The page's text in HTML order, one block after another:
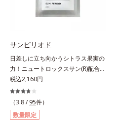
目指します。*1 メラニンの生成を
生成する状態
サンピリオド
日差しに立ち向かうシトラス果実の
力！ニュートロックスサン(R)配合の
インナーケア(*)。果実の力で日差し
に立ち向かうインナーケア(*)です。
強い紫外線が降り注ぐ南スペイン産
のシトラスとローズマリーから抽出
した話題の成分、「ニュートロック
税込2,160円
（3.8 / 95件）
数量限定